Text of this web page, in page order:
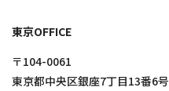
東京OFFICE
〒104-0061
東京都中央区銀座7丁目13番6号